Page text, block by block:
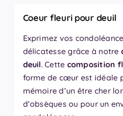
Coeur fleuri pour deuil
Exprimez vos
délicatesse grâce à notre
deuil. Cette composition
forme de cœur est idéale
mémoire d’un être cher
d’obsèques ou pour un